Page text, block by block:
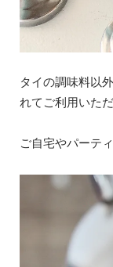
タイの調味料以
れてご利用いただ
ご自宅やパーテ